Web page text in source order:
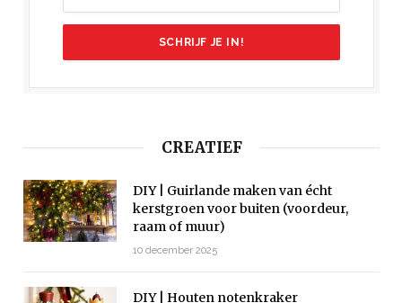
CREATIEF
DIY | Guirlande maken van écht
kerstgroen voor buiten (voordeur,
raam of muur)
10 december 2025
DIY | Houten notenkraker